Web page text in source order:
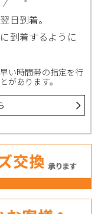
日到着。
到着するように
い時間帯の指定を行
があります。